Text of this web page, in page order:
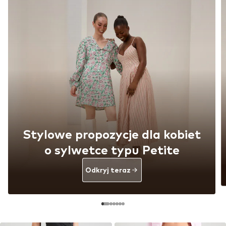
Stylowe propozycje dla kobiet
o sylwetce typu Petite
Odkryj teraz